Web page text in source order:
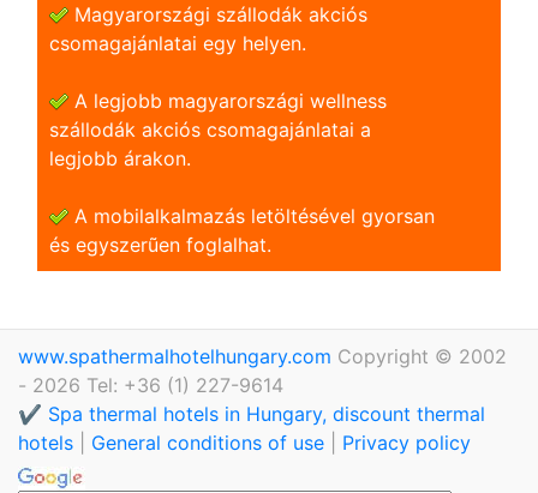
Magyarországi szállodák akciós
csomagajánlatai egy helyen.
A legjobb magyarországi wellness
szállodák akciós csomagajánlatai a
legjobb árakon.
A mobilalkalmazás letöltésével gyorsan
és egyszerũen foglalhat.
www.spathermalhotelhungary.com Copyright © 2002
- 2026 Tel: +36 (1) 227-9614
✔️ Spa thermal hotels in Hungary, discount thermal
hotels
General conditions of use Privacy policy